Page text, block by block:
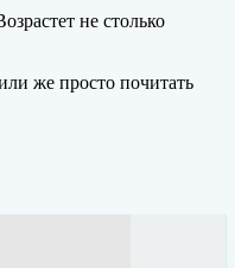
не столько
же просто почитать